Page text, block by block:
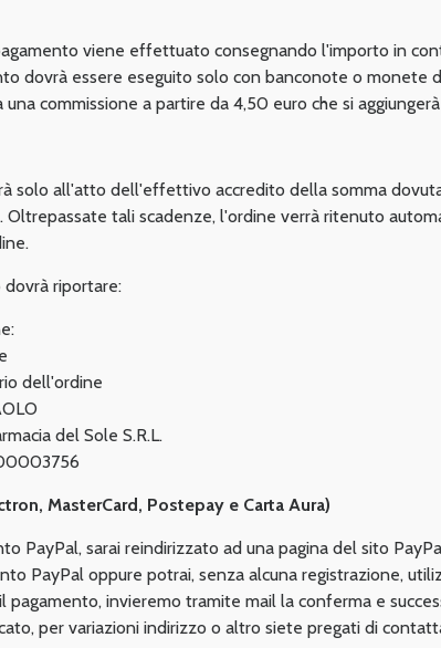
viene effettuato consegnando l'importo in
dovrà essere eseguito solo con banconote o monete
una commissione a partire da 4,50 euro che si
solo all'atto dell'effettivo accredito della somma
tali scadenze, l'ordine verrà ritenuto
dovrà riportare:
dell'ordine
del Sole S.R.L.
MasterCard, Postepay e Carta Aura)
PayPal, sarai reindirizzato ad una pagina del sito
PayPal oppure potrai, senza alcuna registrazione,
pagamento, invieremo tramite mail la conferma e
per variazioni indirizzo o altro siete pregati di